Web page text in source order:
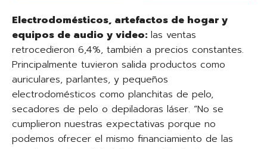
Electrodomésticos, artefactos de hogar y
equipos de audio y video: las ventas
retrocedieron 6,4%, también a precios constantes.
Principalmente tuvieron salida productos como
auriculares, parlantes, y pequeños
electrodomésticos como planchitas de pelo,
secadores de pelo o depiladoras láser. “No se
cumplieron nuestras expectativas porque no
podemos ofrecer el mismo financiamiento de las